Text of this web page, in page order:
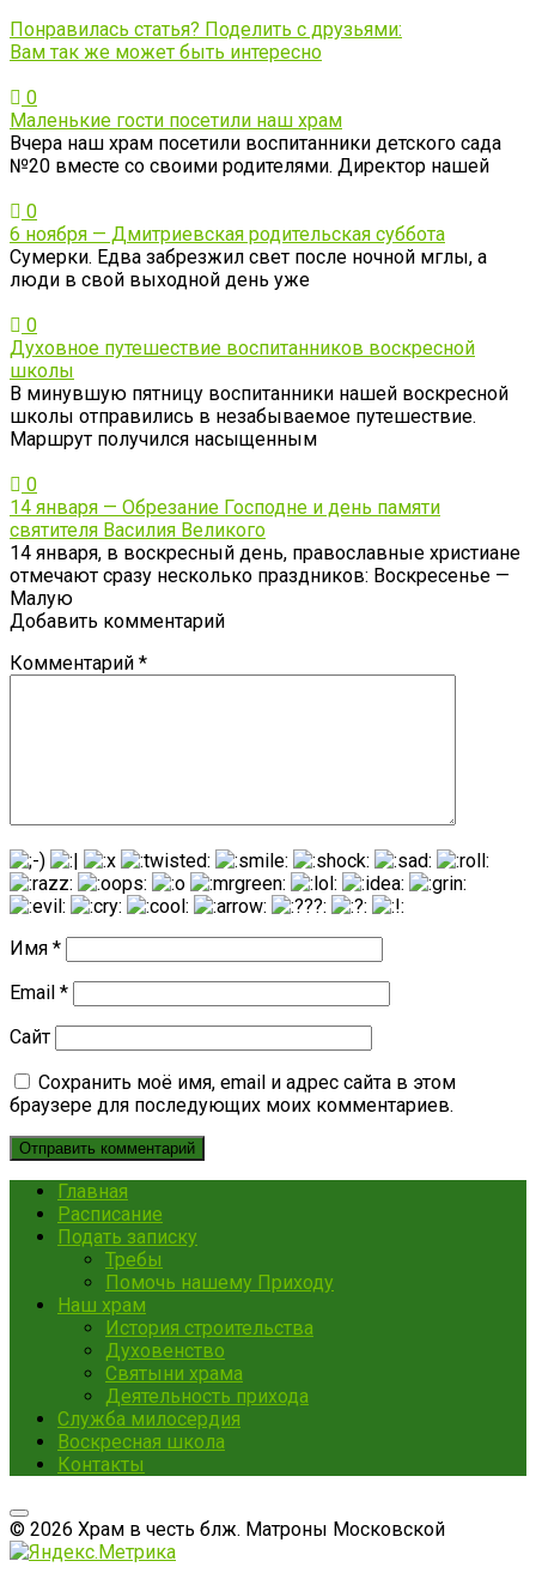
Понравилась статья? Поделить с друзьями:
Вам так же может быть интересно
0
Маленькие гости посетили наш храм
Вчера наш храм посетили воспитанники детского сада
№20 вместе со своими родителями. Директор нашей
0
6 ноября — Дмитриевская родительская суббота
Сумерки. Едва забрезжил свет после ночной мглы, а
люди в свой выходной день уже
0
Духовное путешествие воспитанников воскресной
школы
В минувшую пятницу воспитанники нашей воскресной
школы отправились в незабываемое путешествие.
Маршрут получился насыщенным
0
14 января — Обрезание Господне и день памяти
святителя Василия Великого
14 января, в воскресный день, православные христиане
отмечают сразу несколько праздников: Воскресенье —
Малую
Добавить комментарий
Комментарий *
Имя *
Email *
Сайт
Сохранить моё имя, email и адрес сайта в этом
браузере для последующих моих комментариев.
Главная
Расписание
Подать записку
Требы
Помочь нашему Приходу
Наш храм
История строительства
Духовенство
Святыни храма
Деятельность прихода
Служба милосердия
Воскресная школа
Контакты
© 2026 Храм в честь блж. Матроны Московской